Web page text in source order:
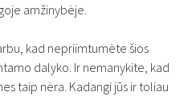
amžinybėje.
kad nepriimtumėte šios
dalyko. Ir nemanykite, kad
taip nėra. Kadangi jūs ir toliau